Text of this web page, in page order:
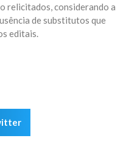
relicitados, considerando a
de substitutos que
editais.